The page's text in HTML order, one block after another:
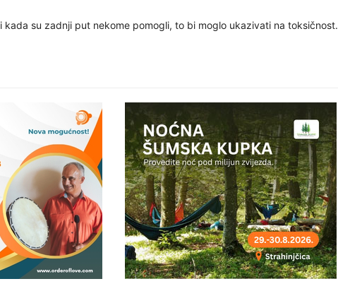
kada su zadnji put nekome pomogli, to bi moglo ukazivati ​​na toksičnost.